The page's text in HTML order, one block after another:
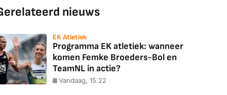
nieuws
EK Atletiek
Programma EK atletiek: wanneer
komen Femke Broeders-Bol en
TeamNL in actie?
Vandaag, 15:22